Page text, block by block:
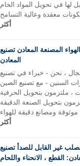
لها في تحويل المواد الخام
أكثر
المصنعة المعادن تصنيع
المعادن
، نحن - خبراء في تصنيع
السنين - مع تصنيع الصين
، ملتزمون بتحويل الحرفية
بتحويل الصنعة الدقيقة
أكثر
غير القابل للصدأ تصنيع
القطع ، الانحناء واللحام